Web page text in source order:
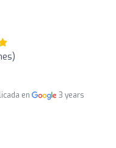
en
3 years